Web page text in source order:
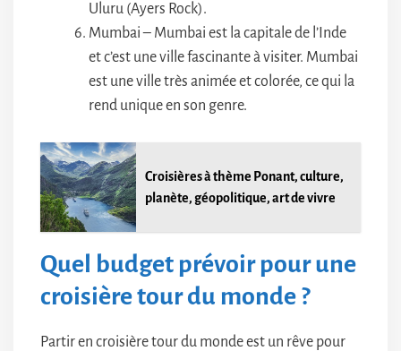
Uluru (Ayers Rock).
Mumbai – Mumbai est la capitale de l’Inde
et c’est une ville fascinante à visiter. Mumbai
est une ville très animée et colorée, ce qui la
rend unique en son genre.
Croisières à thème Ponant, culture,
planète, géopolitique, art de vivre
Quel budget prévoir pour une
croisière tour du monde ?
Partir en croisière tour du monde est un rêve pour